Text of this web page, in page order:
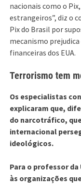
nacionais como o
estrangeiros”, diz o
Pix do Brasil por
mecanismo
financeiras dos EUA.
Terrorismo tem
Os especialistas
explicaram que,
do narcotráfico,
internacional
ideológicos.
Para o professor da
às organizações